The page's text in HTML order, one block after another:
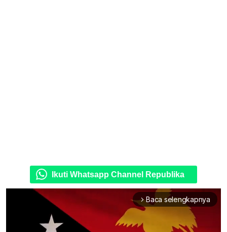
Ikuti Whatsapp Channel Republika
arrow_forward_ios Baca selengkapnya